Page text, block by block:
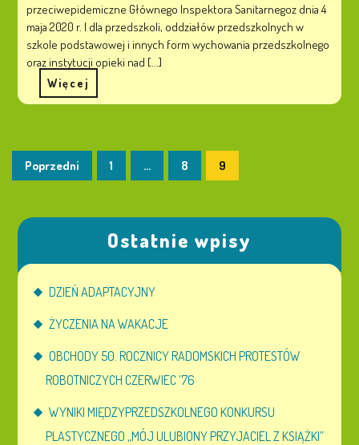
przeciwepidemiczne Głównego Inspektora Sanitarnegoz dnia 4
maja 2020 r. l dla przedszkoli, oddziałów przedszkolnych w
szkole podstawowej i innych form wychowania przedszkolnego
oraz instytucji opieki nad [...]
Więcej
Poprzedni 1 … 8 9
Ostatnie wpisy
DZIEŃ ADAPTACYJNY
ŻYCZENIA NA WAKACJE
OBCHODY 50. ROCZNICY RADOMSKICH PROTESTÓW
ROBOTNICZYCH CZERWIEC ’76
WYNIKI MIĘDZYPRZEDSZKOLNEGO KONKURSU
PLASTYCZNEGO „MÓJ ULUBIONY PRZYJACIEL Z KSIĄŻKI”